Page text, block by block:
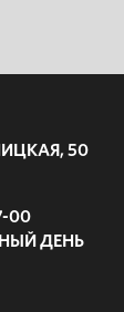
50
00
ДЕНЬ